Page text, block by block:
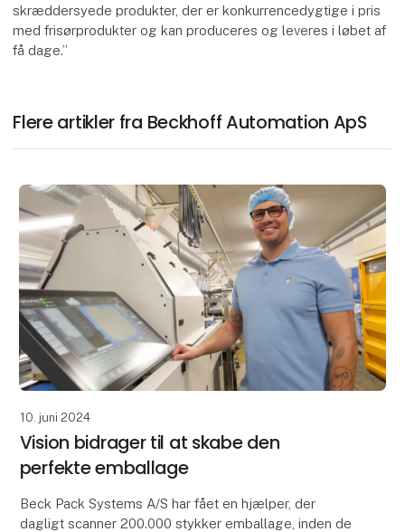
skræddersyede produkter, der er konkurrencedygtige i pris
med frisørprodukter og kan produceres og leveres i løbet af
få dage.”
Flere artikler fra Beckhoff Automation ApS
10. juni 2024
Vision bidrager til at skabe den
perfekte emballage
Beck Pack Systems A/S har fået en hjælper, der
dagligt scanner 200.000 stykker emballage, inden de